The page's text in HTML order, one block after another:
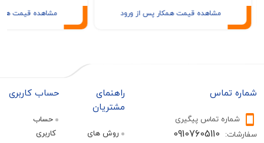
مشاهده قیمت همکار پس از ورود مشاهده قیمت همکار پس از
تماس پیگیری
09107605110
روش های
حساب کاربری
کاربری